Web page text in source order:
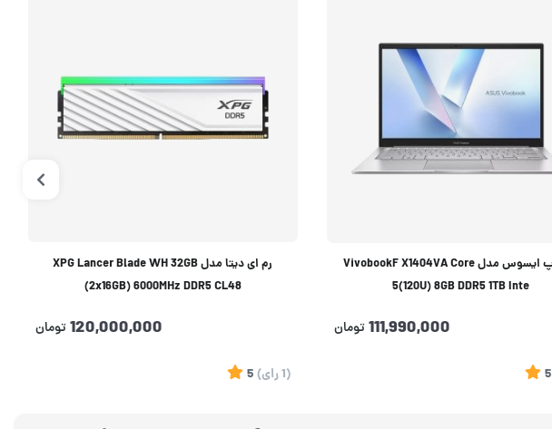
لپ تاپ ایسوس مدل VivobookF X1404VA Core
5(120U) 8GB DDR5 1TB Inte
111,990,000 تومان
5
رم ای دیتا مدل XPG Lancer Blade WH 32GB
(2x16GB) 6000MHz DDR5 CL48
120,000,000تومان
(1 رای)
5